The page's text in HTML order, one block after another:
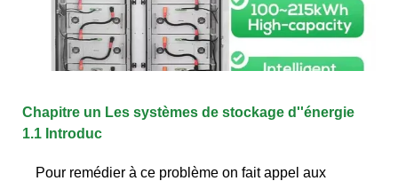
Chapitre un Les systèmes de stockage d''énergie
1.1 Introduc
Pour remédier à ce problème on fait appel aux